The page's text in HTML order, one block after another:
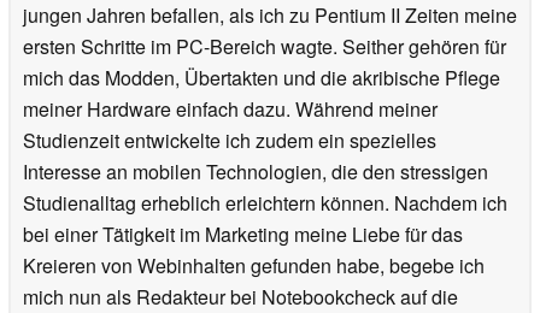
jungen Jahren befallen, als ich zu Pentium II Zeiten meine
ersten Schritte im PC-Bereich wagte. Seither gehören für
mich das Modden, Übertakten und die akribische Pflege
meiner Hardware einfach dazu. Während meiner
Studienzeit entwickelte ich zudem ein spezielles
Interesse an mobilen Technologien, die den stressigen
Studienalltag erheblich erleichtern können. Nachdem ich
bei einer Tätigkeit im Marketing meine Liebe für das
Kreieren von Webinhalten gefunden habe, begebe ich
mich nun als Redakteur bei Notebookcheck auf die